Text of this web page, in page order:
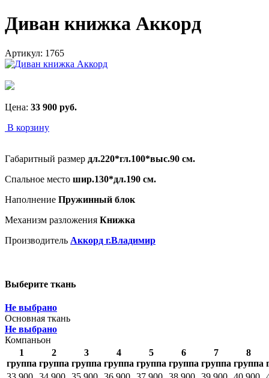
Диван книжка Аккорд
Артикул: 1765
Цена: 33 900 руб.
В корзину
Габаритный размер дл.220*гл.100*выс.90 см.
Спальное место шир.130*дл.190 см.
Наполнение Пружинный блок
Механизм разложения Книжка
Производитель Аккорд г.Владимир
Выберите ткань
Не выбрано
Основная ткань
Не выбрано
Компаньон
1
группа
2
группа
3
группа
4
группа
5
группа
6
группа
7
группа
8
группа